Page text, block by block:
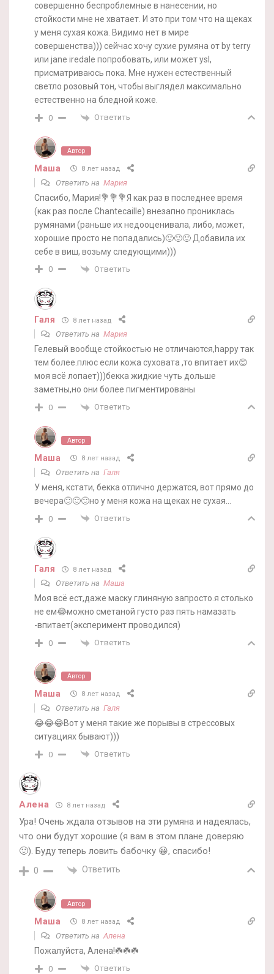
совершенно беспроблемные в нанесении, но
стойкости мне не хватает. И это при том что на щеках
у меня сухая кожа. Видимо нет в мире
совершенства))) сейчас хочу сухие румяна от by terry
или jane iredale попробовать, или может ysl,
присматриваюсь пока. Мне нужен естественный
светло розовый тон, чтобы выглядел максимально
естественно на бледной коже.
0 Ответить
Автор
Маша 8 лет назад
Ответить на Мария
Спасибо, Мария!💐💐💐Я как раз в последнее время
(как раз после Chantecaille) внезапно прониклась
румянами (раньше их недооценивала, либо, может,
хорошие просто не попадались)🙂🙂🙂 Добавила их
себе в виш, возьму следующими)))
0 Ответить
Галя 8 лет назад
Ответить на Мария
Гелевый вообще стойкостью не отличаются,happy так
тем более.плюс если кожа суховата ,то впитает их😊
моя всё лопает)))бекка жидкие чуть дольше
заметны,но они более пигментированы
0 Ответить
Автор
Маша 8 лет назад
Ответить на Галя
У меня, кстати, бекка отлично держатся, вот прямо до
вечера🙂🙂🙂но у меня кожа на щеках не сухая…
0 Ответить
Галя 8 лет назад
Ответить на Маша
Моя всё ест,даже маску глиняную запросто.я столько
не ем😂можно сметаной густо раз пять намазать
-впитает(эксперимент проводился)
0 Ответить
Автор
Маша 8 лет назад
Ответить на Галя
😂😂😂Вот у меня такие же порывы в стрессовых
ситуациях бывают)))
0 Ответить
Алена 8 лет назад
Ура! Очень ждала отзывов на эти румяна и надеялась,
что они будут хорошие (я вам в этом плане доверяю
🙂). Буду теперь ловить бабочку 😀, спасибо!
0 Ответить
Автор
Маша 8 лет назад
Ответить на Алена
Пожалуйста, Алена!☘️☘️☘️
0 Ответить